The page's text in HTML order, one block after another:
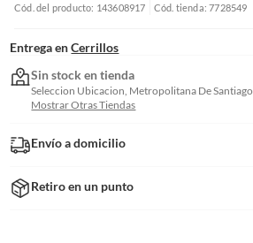
Cód. del producto: 143608917 Cód. tienda: 7728549
Entrega en Cerrillos
Sin stock en tienda
Seleccion Ubicacion, Metropolitana De Santiago
Mostrar Otras Tiendas
Envío a domicilio
Retiro en un punto